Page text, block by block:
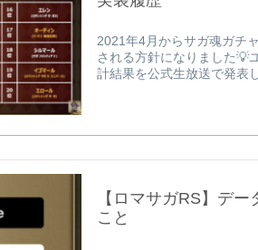
2021年4月からサガ魂ガチ
される方針になりました💡
計結果を公式生放送で発表
【ロマサガRS】デ
こと